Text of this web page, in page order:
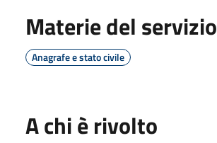
Materie del servizio
Anagrafe e stato civile
A chi è rivolto